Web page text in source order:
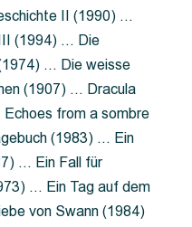
II (1990) …
(1994) … Die
… Die weisse
(1907) … Dracula
from a sombre
(1983) … Ein
… Ein Fall für
… Ein Tag auf dem
von Swann (1984)